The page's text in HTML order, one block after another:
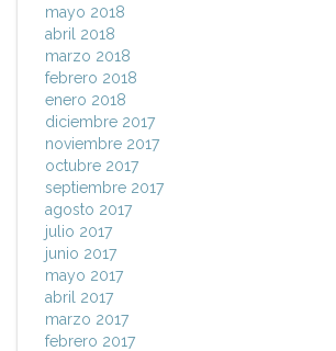
mayo 2018
abril 2018
marzo 2018
febrero 2018
enero 2018
diciembre 2017
noviembre 2017
octubre 2017
septiembre 2017
agosto 2017
julio 2017
junio 2017
mayo 2017
abril 2017
marzo 2017
febrero 2017